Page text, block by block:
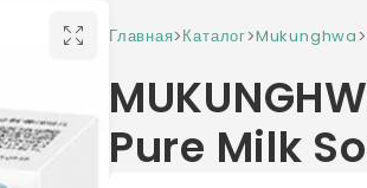
Главная>Каталог>Mukunghwa>
Pure Milk